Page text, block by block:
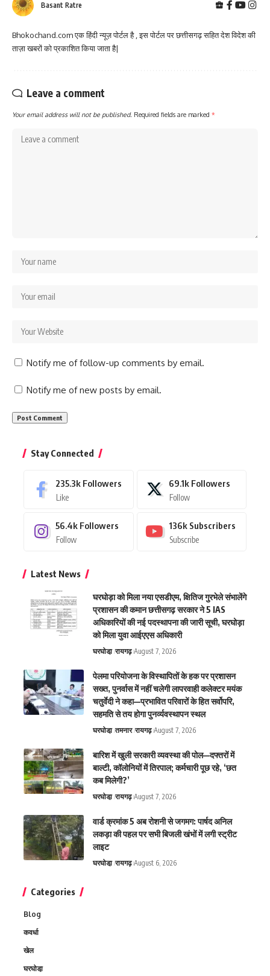
Basant Ratre
Bhokochand.com एक हिंदी न्यूज़ पोर्टल है , इस पोर्टल पर छत्तीसगढ़ सहित देश विदेश की
ताज़ा खबरों को प्रकाशित किया जाता है|
Leave a comment
Your email address will not be published. Required fields are marked *
Notify me of follow-up comments by email.
Notify me of new posts by email.
Stay Connected
235.3k Followers
Like
69.1k Followers
Follow
56.4k Followers
Follow
136k Subscribers
Subscribe
Latest News
घरघोड़ा को मिला नया एसडीएम, क्षितिज गुरभेले संभालेंगे
प्रशासन की कमान छत्तीसगढ़ सरकार ने 5 IAS
अधिकारियों की नई पदस्थापना की जारी सूची, घरघोड़ा
को मिला युवा आईएएस अधिकारी
घरघोडा़ रायगढ़ August 7, 2026
पेलमा परियोजना के विस्थापितों के हक पर प्रशासन
सख्त, पुनर्वास में नहीं चलेगी लापरवाही कलेक्टर मयंक
चतुर्वेदी ने कहा—प्रभावित परिवारों के हित सर्वोपरि,
सहमति से तय होगा पुनर्व्यवस्थापन स्थल
घरघोडा़ तमनार रायगढ़ August 7, 2026
बारिश में खुली सरकारी व्यवस्था की पोल—दफ्तरों में
बाल्टी, कॉलोनियों में तिरपाल; कर्मचारी पूछ रहे, ‘छत
कब मिलेगी?’
घरघोडा़ रायगढ़ August 7, 2026
वार्ड क्रमांक 5 अब रोशनी से जगमग: पार्षद अनिल
लकड़ा की पहल पर सभी बिजली खंभों में लगी स्ट्रीट
लाइट
घरघोडा़ रायगढ़ August 6, 2026
Categories
Blog
कवर्धा
खेल
घरघोडा़